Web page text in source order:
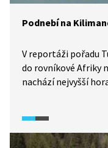
Podnebí na
V reportáži pořadu
do rovníkové Afriky
nachází nejvyšší